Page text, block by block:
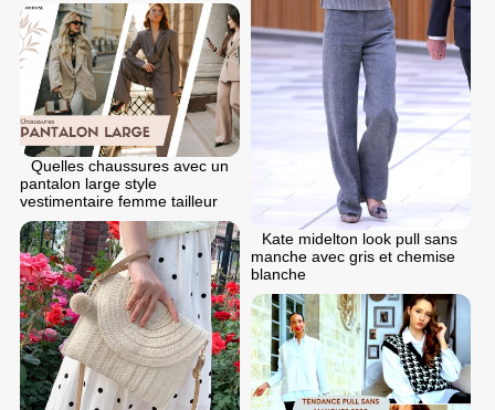
Kate midelton look pull sans
manche avec gris et chemise
blanche
Quelles chaussures avec un
pantalon large style
vestimentaire femme tailleur